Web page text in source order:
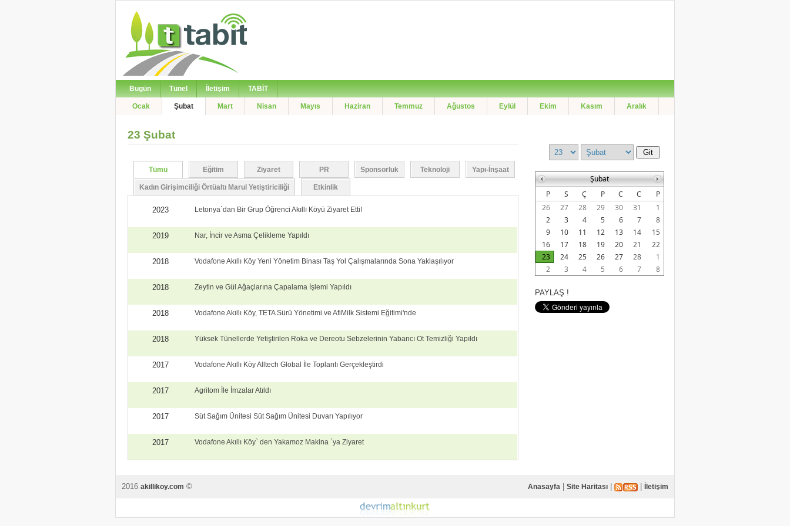
Bugün Tünel İletişim TABİT
Ocak Şubat Mart Nisan Mayıs Haziran Temmuz Ağustos Eylül Ekim Kasım Aralık
23 Şubat
Tümü Eğitim Ziyaret PR Sponsorluk Teknoloji Yapı-İnşaat
Kadın Girişimciliği Örtüaltı Marul Yetiştiriciliği Etkinlik
2023 Letonya`dan Bir Grup Öğrenci Akıllı Köyü Ziyaret Etti!
2019 Nar, İncir ve Asma Çelikleme Yapıldı
2018 Vodafone Akıllı Köy Yeni Yönetim Binası Taş Yol Çalışmalarında Sona Yaklaşılıyor
2018 Zeytin ve Gül Ağaçlarına Çapalama İşlemi Yapıldı
2018 Vodafone Akıllı Köy, TETA Sürü Yönetimi ve AfiMilk Sistemi Eğitimi'nde
2018 Yüksek Tünellerde Yetiştirilen Roka ve Dereotu Sebzelerinin Yabancı Ot Temizliği Yapıldı
2017 Vodafone Akıllı Köy Alltech Global İle Toplantı Gerçekleştirdi
2017 Agritom İle İmzalar Atıldı
2017 Süt Sağım Ünitesi Süt Sağım Ünitesi Duvarı Yapılıyor
2017 Vodafone Akıllı Köy` den Yakamoz Makina `ya Ziyaret
Şubat
P
S Ç P C C
P
26
27 28 29 30 31
1
2
3 4 5 6 7
8
9
10 11 12 13 14
15
16
17 18 19 20 21
22
23
24 25 26 27 28
1
2
3 4 5 6 7 8
PAYLAŞ !
Anasayfa Site Haritası İletişim
2016 akillikoy.com ©